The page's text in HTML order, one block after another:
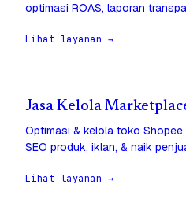
optimasi ROAS, laporan
Lihat layanan →
Jasa Kelola
Optimasi & kelola toko
SEO produk, iklan, & naik
Lihat layanan →